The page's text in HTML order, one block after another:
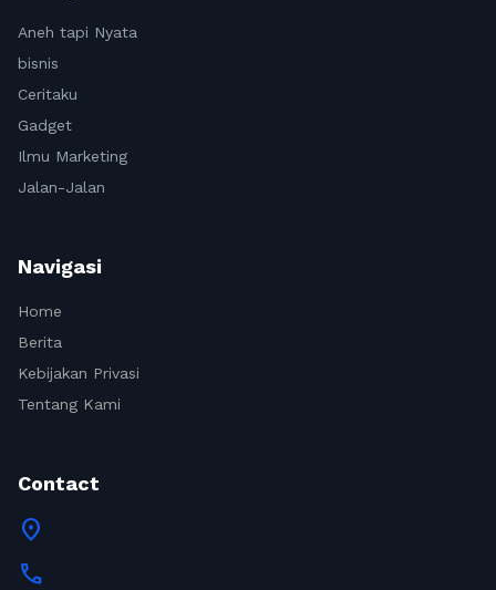
Aneh tapi Nyata
bisnis
Ceritaku
Gadget
Ilmu Marketing
Jalan-Jalan
Navigasi
Home
Berita
Kebijakan Privasi
Tentang Kami
Contact
location_on
call